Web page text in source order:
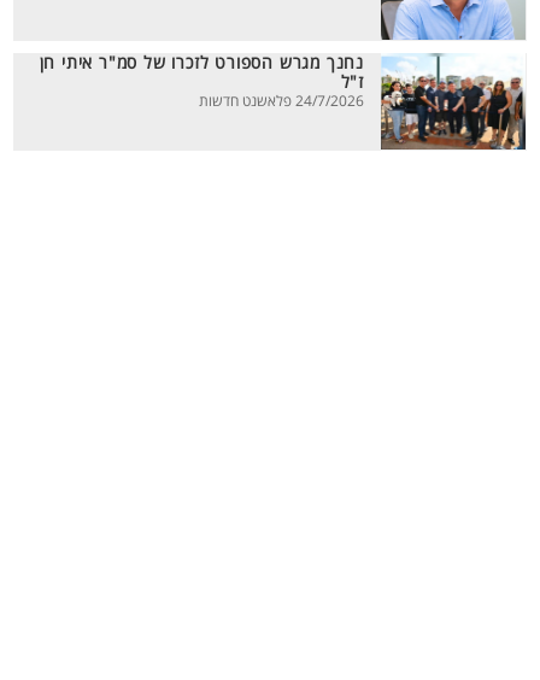
נחנך מגרש הספורט לזכרו של סמ"ר איתי חן
ז"ל
24/7/2026 פלאשנט חדשות